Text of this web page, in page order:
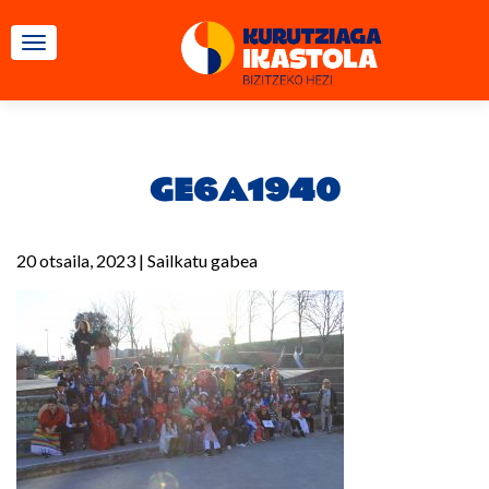
TOGGLE NAVIGATION
GE6A1940
20 otsaila, 2023 | Sailkatu gabea